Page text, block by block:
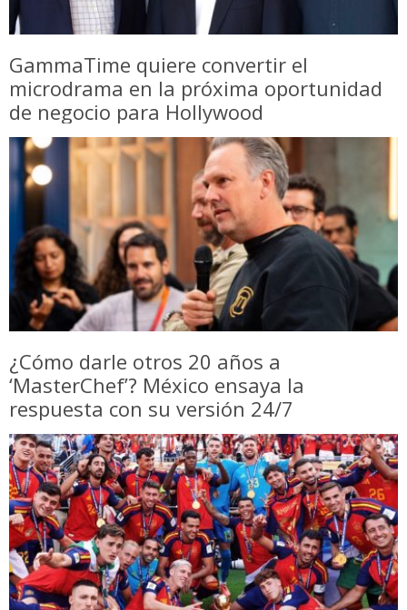
GammaTime quiere convertir el
microdrama en la próxima oportunidad
de negocio para Hollywood
¿Cómo darle otros 20 años a
‘MasterChef’? México ensaya la
respuesta con su versión 24/7